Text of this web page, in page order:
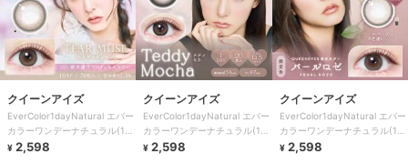
クイーンアイズ
EverColor1dayNatural エバー
カラーワンデーナチュラル(1箱
20枚)
¥ 2,598
クイーンアイズ
EverColor1dayNatural エバー
カラーワンデーナチュラル(1箱
20枚)
¥ 2,598
クイーンアイズ
EverColor1dayNatural エバー
カラーワンデーナチュラル(1箱
20枚)
¥ 2,598